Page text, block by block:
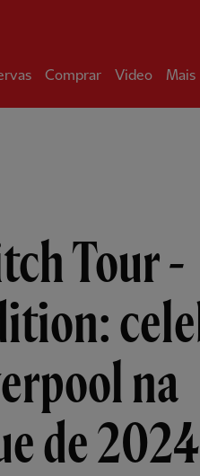
Comprar Video Mais
Tour -
na
de